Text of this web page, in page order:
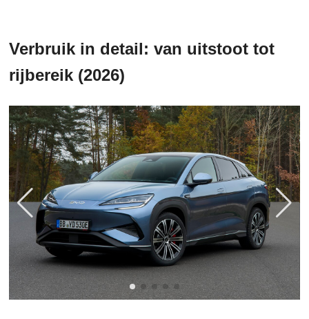
Verbruik in detail: van uitstoot tot
rijbereik (2026)